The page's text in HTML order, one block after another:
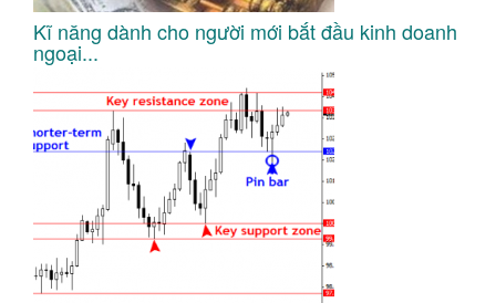
Kĩ năng dành cho người mới bắt đầu kinh doanh
ngoại...